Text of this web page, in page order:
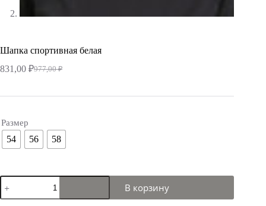
Шапка спортивная белая
977,00₽
Первоначальная
составляла
831,00 ₽Текущая
831,00 ₽.
Размер
54 56 58
Количество
товара
Шапка
В корзину